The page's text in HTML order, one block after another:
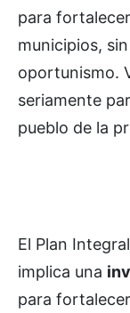
para
municipios,
oportunismo.
seriamente
pueblo de la
El Plan
implica una
para